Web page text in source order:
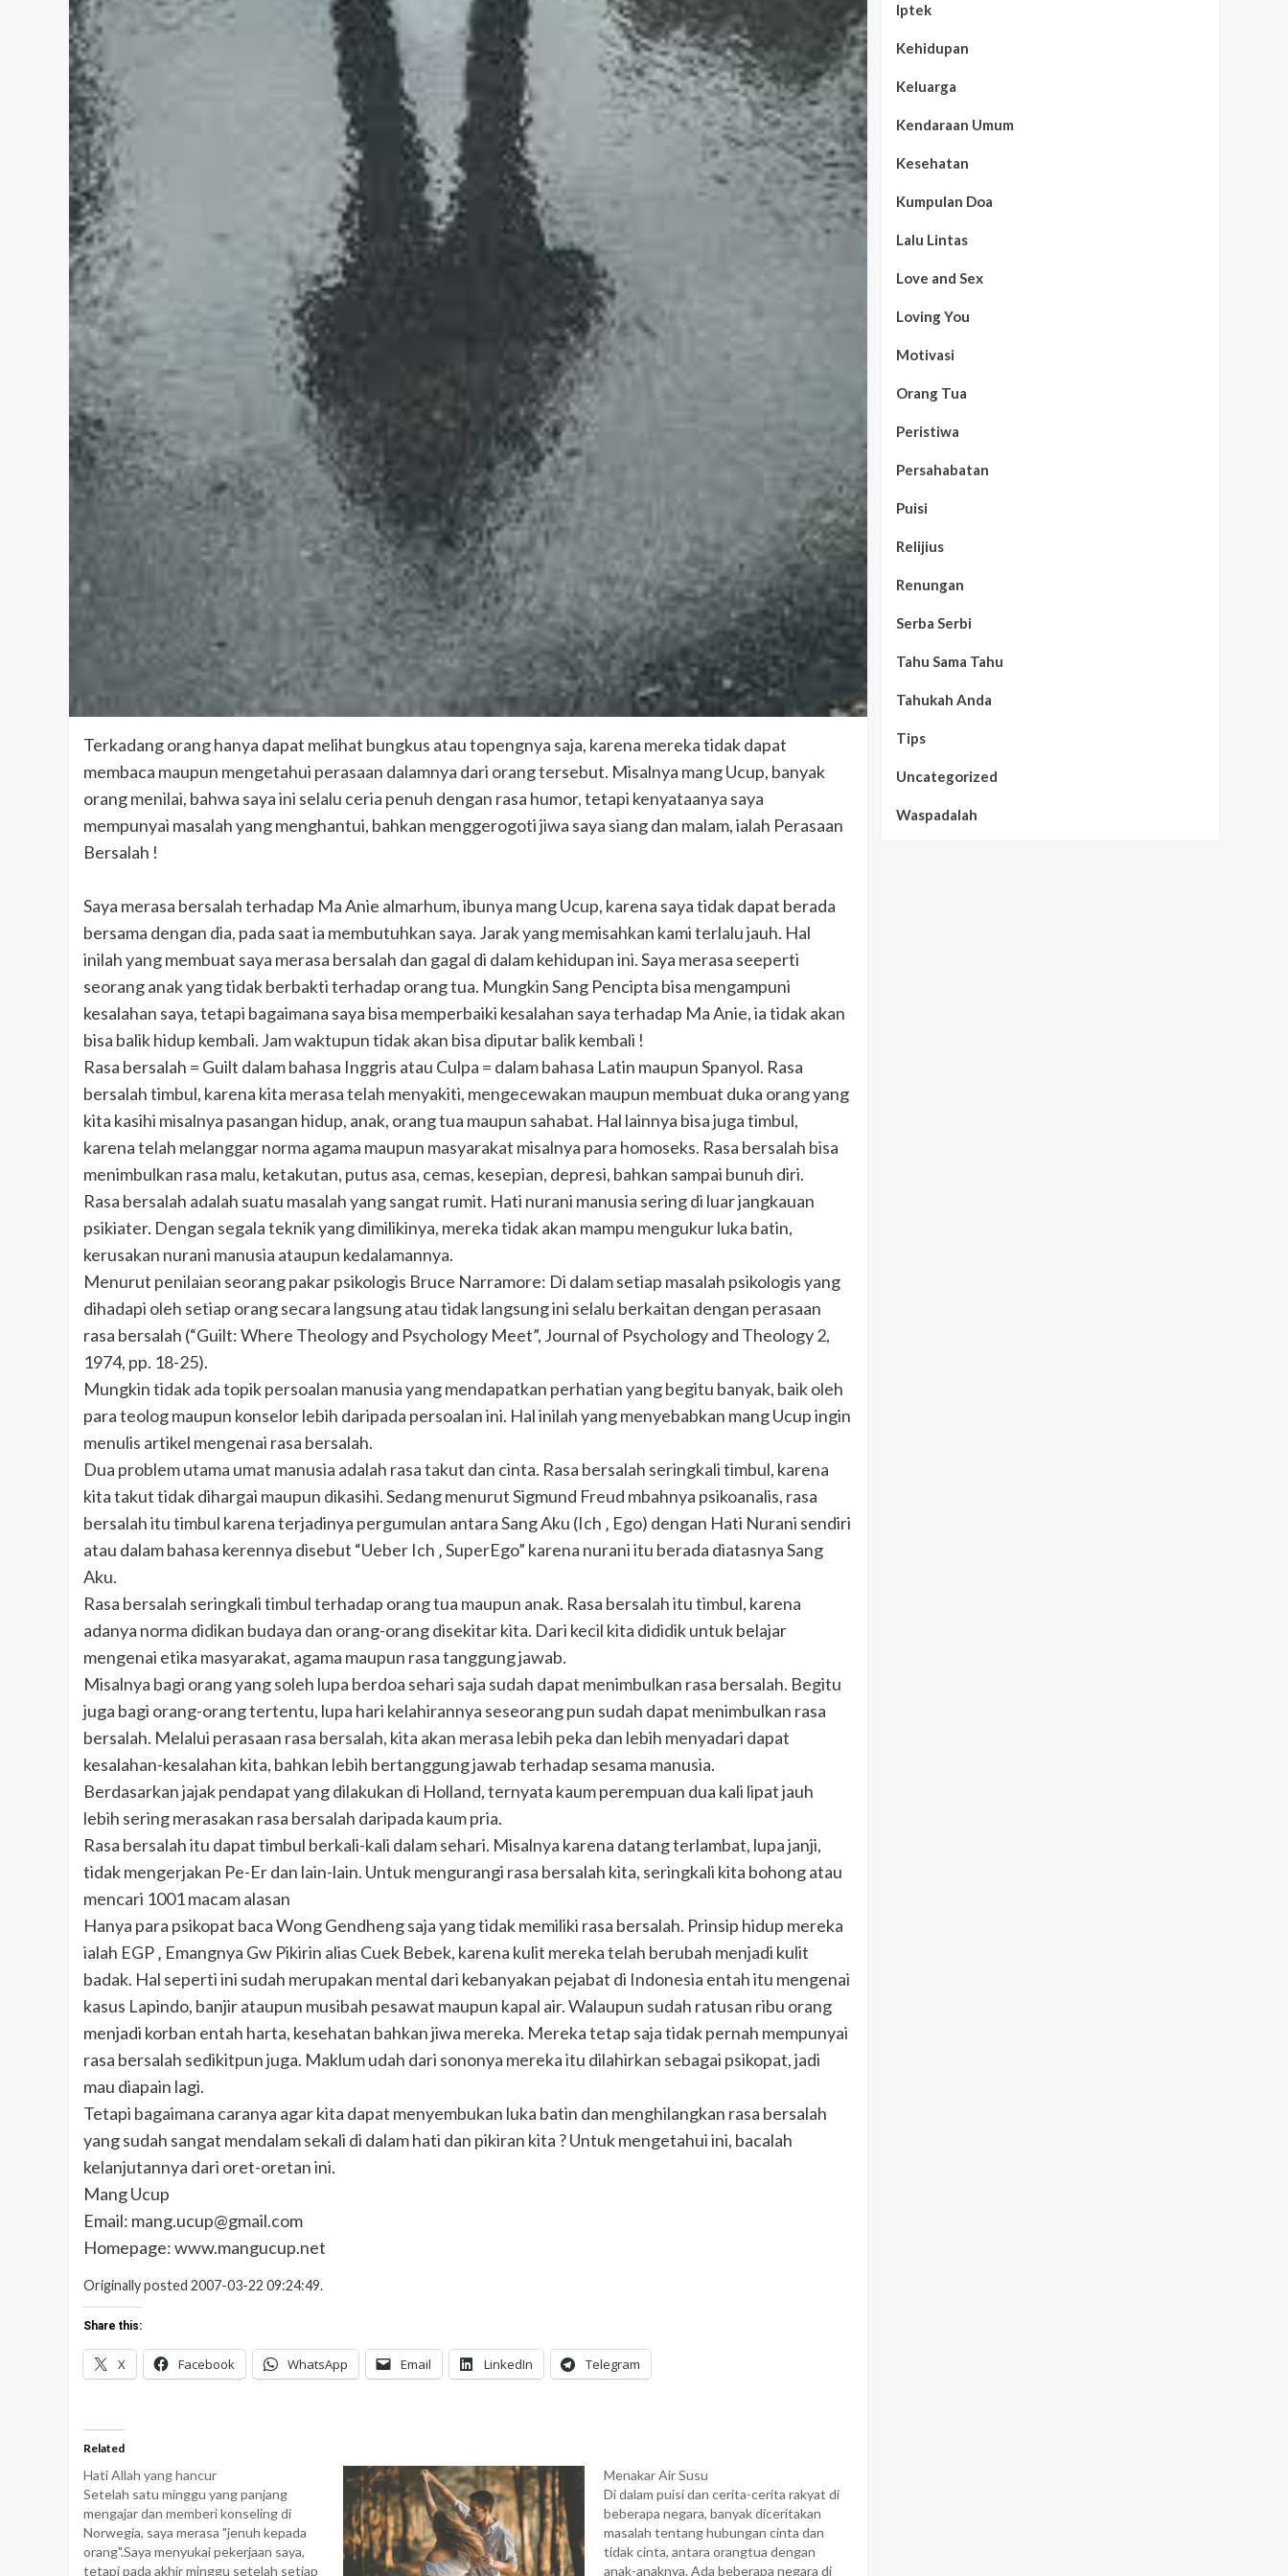
Terkadang orang hanya dapat melihat bungkus atau topengnya saja, karena mereka tidak dapat
membaca maupun mengetahui perasaan dalamnya dari orang tersebut. Misalnya mang Ucup, banyak
orang menilai, bahwa saya ini selalu ceria penuh dengan rasa humor, tetapi kenyataanya saya
mempunyai masalah yang menghantui, bahkan menggerogoti jiwa saya siang dan malam, ialah Perasaan
Bersalah !
Saya merasa bersalah terhadap Ma Anie almarhum, ibunya mang Ucup, karena saya tidak dapat berada
bersama dengan dia, pada saat ia membutuhkan saya. Jarak yang memisahkan kami terlalu jauh. Hal
inilah yang membuat saya merasa bersalah dan gagal di dalam kehidupan ini. Saya merasa seeperti
seorang anak yang tidak berbakti terhadap orang tua. Mungkin Sang Pencipta bisa mengampuni
kesalahan saya, tetapi bagaimana saya bisa memperbaiki kesalahan saya terhadap Ma Anie, ia tidak akan
bisa balik hidup kembali. Jam waktupun tidak akan bisa diputar balik kembali !
Rasa bersalah = Guilt dalam bahasa Inggris atau Culpa = dalam bahasa Latin maupun Spanyol. Rasa
bersalah timbul, karena kita merasa telah menyakiti, mengecewakan maupun membuat duka orang yang
kita kasihi misalnya pasangan hidup, anak, orang tua maupun sahabat. Hal lainnya bisa juga timbul,
karena telah melanggar norma agama maupun masyarakat misalnya para homoseks. Rasa bersalah bisa
menimbulkan rasa malu, ketakutan, putus asa, cemas, kesepian, depresi, bahkan sampai bunuh diri.
Rasa bersalah adalah suatu masalah yang sangat rumit. Hati nurani manusia sering di luar jangkauan
psikiater. Dengan segala teknik yang dimilikinya, mereka tidak akan mampu mengukur luka batin,
kerusakan nurani manusia ataupun kedalamannya.
Menurut penilaian seorang pakar psikologis Bruce Narramore: Di dalam setiap masalah psikologis yang
dihadapi oleh setiap orang secara langsung atau tidak langsung ini selalu berkaitan dengan perasaan
rasa bersalah (“Guilt: Where Theology and Psychology Meet”, Journal of Psychology and Theology 2,
1974, pp. 18-25).
Mungkin tidak ada topik persoalan manusia yang mendapatkan perhatian yang begitu banyak, baik oleh
para teolog maupun konselor lebih daripada persoalan ini. Hal inilah yang menyebabkan mang Ucup ingin
menulis artikel mengenai rasa bersalah.
Dua problem utama umat manusia adalah rasa takut dan cinta. Rasa bersalah seringkali timbul, karena
kita takut tidak dihargai maupun dikasihi. Sedang menurut Sigmund Freud mbahnya psikoanalis, rasa
bersalah itu timbul karena terjadinya pergumulan antara Sang Aku (Ich ‚ Ego) dengan Hati Nurani sendiri
atau dalam bahasa kerennya disebut “Ueber Ich ‚ SuperEgo” karena nurani itu berada diatasnya Sang
Aku.
Rasa bersalah seringkali timbul terhadap orang tua maupun anak. Rasa bersalah itu timbul, karena
adanya norma didikan budaya dan orang-orang disekitar kita. Dari kecil kita dididik untuk belajar
mengenai etika masyarakat, agama maupun rasa tanggung jawab.
Misalnya bagi orang yang soleh lupa berdoa sehari saja sudah dapat menimbulkan rasa bersalah. Begitu
juga bagi orang-orang tertentu, lupa hari kelahirannya seseorang pun sudah dapat menimbulkan rasa
bersalah. Melalui perasaan rasa bersalah, kita akan merasa lebih peka dan lebih menyadari dapat
kesalahan-kesalahan kita, bahkan lebih bertanggung jawab terhadap sesama manusia.
Berdasarkan jajak pendapat yang dilakukan di Holland, ternyata kaum perempuan dua kali lipat jauh
lebih sering merasakan rasa bersalah daripada kaum pria.
Rasa bersalah itu dapat timbul berkali-kali dalam sehari. Misalnya karena datang terlambat, lupa janji,
tidak mengerjakan Pe-Er dan lain-lain. Untuk mengurangi rasa bersalah kita, seringkali kita bohong atau
mencari 1001 macam alasan
Hanya para psikopat baca Wong Gendheng saja yang tidak memiliki rasa bersalah. Prinsip hidup mereka
ialah EGP ‚ Emangnya Gw Pikirin alias Cuek Bebek, karena kulit mereka telah berubah menjadi kulit
badak. Hal seperti ini sudah merupakan mental dari kebanyakan pejabat di Indonesia entah itu mengenai
kasus Lapindo, banjir ataupun musibah pesawat maupun kapal air. Walaupun sudah ratusan ribu orang
menjadi korban entah harta, kesehatan bahkan jiwa mereka. Mereka tetap saja tidak pernah mempunyai
rasa bersalah sedikitpun juga. Maklum udah dari sononya mereka itu dilahirkan sebagai psikopat, jadi
mau diapain lagi.
Tetapi bagaimana caranya agar kita dapat menyembukan luka batin dan menghilangkan rasa bersalah
yang sudah sangat mendalam sekali di dalam hati dan pikiran kita ? Untuk mengetahui ini, bacalah
kelanjutannya dari oret-oretan ini.
Mang Ucup
Email: mang.ucup@gmail.com
Homepage: www.mangucup.net
Originally posted 2007-03-22 09:24:49.
Share this:
X Facebook WhatsApp Email LinkedIn Telegram
Related
Hati Allah yang hancur
Setelah satu minggu yang panjang
mengajar dan memberi konseling di
Norwegia, saya merasa "jenuh kepada
orang".Saya menyukai pekerjaan saya,
tetapi pada akhir minggu setelah setiap
Menakar Air Susu
Di dalam puisi dan cerita-cerita rakyat di
beberapa negara, banyak diceritakan
masalah tentang hubungan cinta dan
tidak cinta, antara orangtua dengan
anak-anaknya. Ada beberapa negara di
Iptek
Kehidupan
Keluarga
Kendaraan Umum
Kesehatan
Kumpulan Doa
Lalu Lintas
Love and Sex
Loving You
Motivasi
Orang Tua
Peristiwa
Persahabatan
Puisi
Relijius
Renungan
Serba Serbi
Tahu Sama Tahu
Tahukah Anda
Tips
Uncategorized
Waspadalah